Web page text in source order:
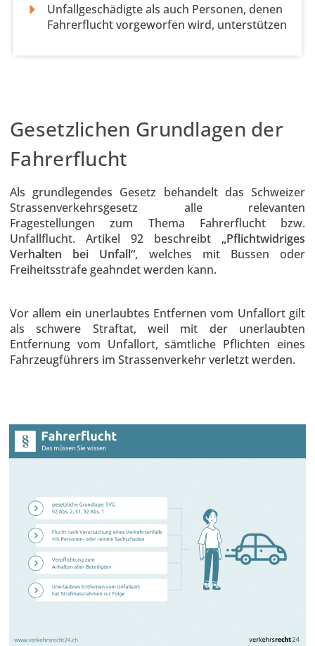
Unfallgeschädigte als auch Personen, denen
Fahrerflucht vorgeworfen wird, unterstützen
Gesetzlichen Grundlagen der
Fahrerflucht
Als grundlegendes Gesetz behandelt das Schweizer
Strassenverkehrsgesetz alle relevanten
Fragestellungen zum Thema Fahrerflucht bzw.
Unfallflucht. Artikel 92 beschreibt „Pflichtwidriges
Verhalten bei Unfall“, welches mit Bussen oder
Freiheitsstrafe geahndet werden kann.
Vor allem ein unerlaubtes Entfernen vom Unfallort gilt
als schwere Straftat, weil mit der unerlaubten
Entfernung vom Unfallort, sämtliche Pflichten eines
Fahrzeugführers im Strassenverkehr verletzt werden.